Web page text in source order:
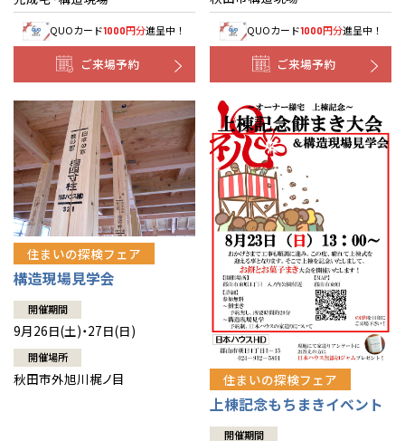
QUOカード1000円分進呈中！
ご来場予約
QUOカード1000円分進呈中！
ご来場予約
住まいの探検フェア
構造現場見学会
開催期間
9月26日(土)・27日(日)
開催場所
秋田市外旭川梶ノ目 住まいの探検フェア
上棟記念もちまきイベント
開催期間